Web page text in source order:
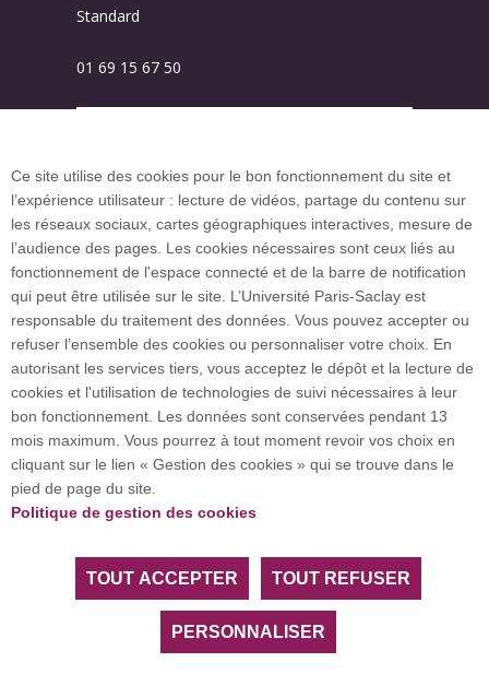
Standard
01 69 15 67 50
Plan du site
Investissement d’avenir (CGI)
Accueil des publics internationaux
L’Université Paris-Saclay coordonne l'Alliance
européenne EUGLOH et est membre des réseaux
européens et internationaux CESAER, EUA, EUF,
Tous droits réservés Université Paris-Saclay
Accessibilité :partiellement conforme
Ce site utilise des cookies pour le bon fonctionnement du site et
l’expérience utilisateur : lecture de vidéos, partage du contenu sur
les réseaux sociaux, cartes géographiques interactives, mesure de
l’audience des pages. Les cookies nécessaires sont ceux liés au
fonctionnement de l'espace connecté et de la barre de notification
qui peut être utilisée sur le site. L’Université Paris-Saclay est
responsable du traitement des données. Vous pouvez accepter ou
refuser l’ensemble des cookies ou personnaliser votre choix. En
autorisant les services tiers, vous acceptez le dépôt et la lecture de
cookies et l'utilisation de technologies de suivi nécessaires à leur
bon fonctionnement. Les données sont conservées pendant 13
mois maximum. Vous pourrez à tout moment revoir vos choix en
cliquant sur le lien « Gestion des cookies » qui se trouve dans le
pied de page du site.
Politique de gestion des cookies
TOUT ACCEPTER TOUT REFUSER
PERSONNALISER